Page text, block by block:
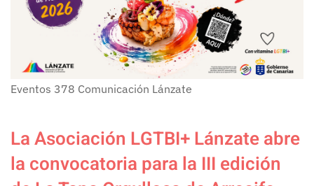
Eventos 378 Comunicación Lánzate
La Asociación LGTBI+ Lánzate abre
la convocatoria para la III edición